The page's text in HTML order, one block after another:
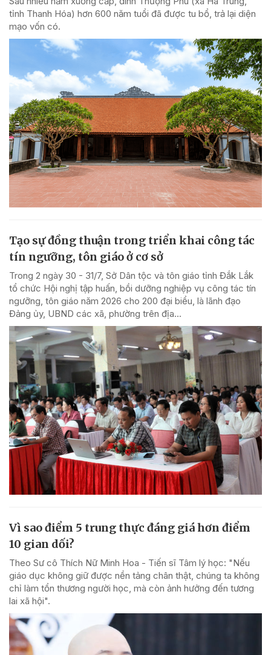
tỉnh Thanh Hóa) hơn 600 năm tuổi đã được tu bổ, trả lại diện
mạo vốn có.
Tạo sự đồng thuận trong triển khai công tác
tín ngưỡng, tôn giáo ở cơ sở
Trong 2 ngày 30 - 31/7, Sở Dân tộc và tôn giáo tỉnh Đắk Lắk
tổ chức Hội nghị tập huấn, bồi dưỡng nghiệp vụ công tác tín
ngưỡng, tôn giáo năm 2026 cho 200 đại biểu, là lãnh đạo
Đảng ủy, UBND các xã, phường trên địa...
Vì sao điểm 5 trung thực đáng giá hơn điểm
10 gian dối?
Theo Sư cô Thích Nữ Minh Hoa - Tiến sĩ Tâm lý học: "Nếu
giáo dục không giữ được nền tảng chân thật, chúng ta không
chỉ làm tổn thương người học, mà còn ảnh hưởng đến tương
lai xã hội".